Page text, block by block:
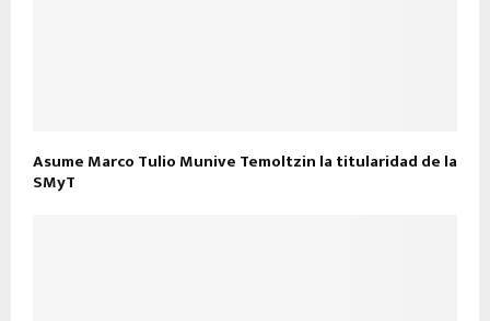
Asume Marco Tulio Munive Temoltzin la titularidad de la
SMyT